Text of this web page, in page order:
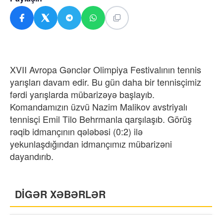
XVII Avropa Gənclər Olimpiya Festivalının tennis
yarışları davam edir. Bu gün daha bir tennisçimiz
fərdi yarışlarda mübarizəyə başlayıb.
Komandamızın üzvü Nazim Malikov avstriyalı
tennisçi Emil Tilo Behrmanla qarşılaşıb. Görüş
rəqib idmançının qələbəsi (0:2) ilə
yekunlaşdığından idmançımız mübarizəni
dayandırıb.
DİGƏR XƏBƏRLƏR